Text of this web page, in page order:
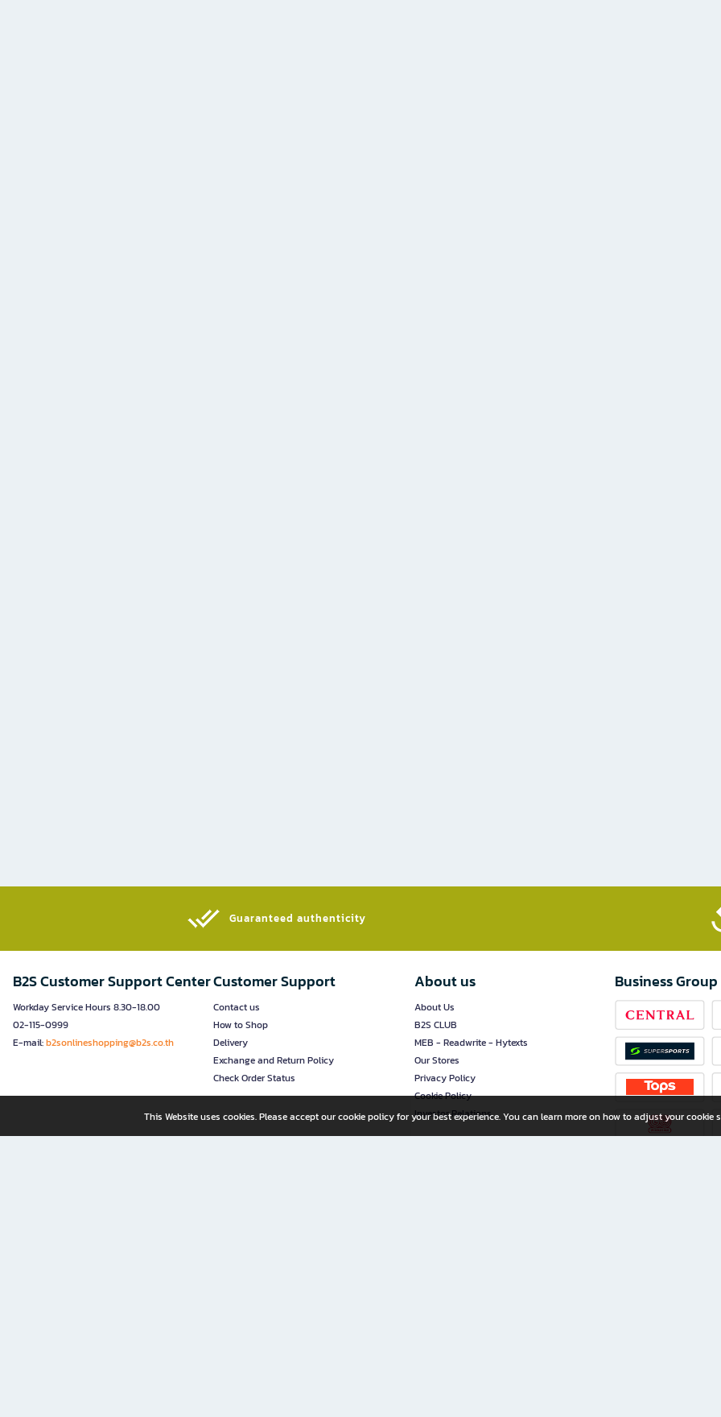
Guaranteed authenticity​
B2S Customer Support Center
Workday Service Hours 8.30-18.00
02-115-0999
E-mail:b2sonlineshopping@b2s.co.th
Customer Support
Contact us
How to Shop
Delivery
Exchange and Return Policy
Check Order Status
About us
About Us
B2S CLUB
MEB - Readwrite - Hytexts
Our Stores
Privacy Policy
Cookie Policy
Investor Relations
Business Group
This Website uses cookies. Please accept our cookie policy for your best experience. You can learn more on how to adjust your cookie